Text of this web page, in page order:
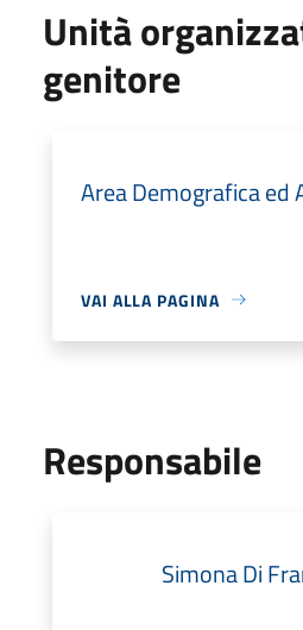
Unità
genitore
Area Demografica ed
VAI ALLA PAGINA
Responsabile
Simona Di